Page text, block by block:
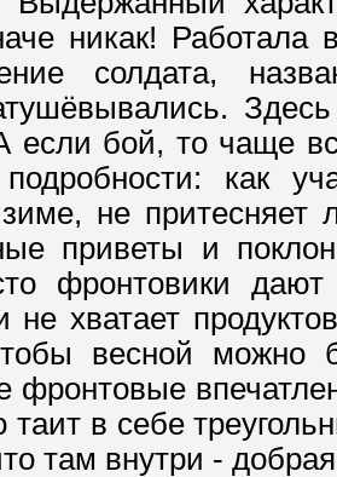
никак! Работала
солдата,
если бой, то чаще
как
зиме, не
приветы и
фронтовики
хватает
весной можно
фронтовые
таит в себе
там внутри -